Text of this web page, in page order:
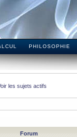
PHILOSOPHIE
les sujets actifs
Forum